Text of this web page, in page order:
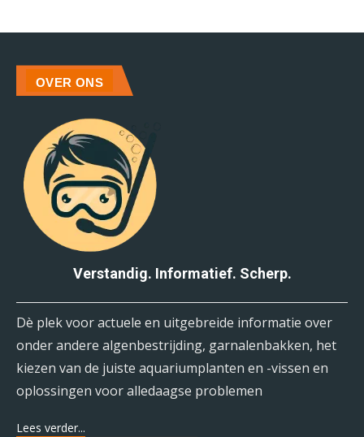
OVER ONS
Verstandig. Informatief. Scherp.
Dè plek voor actuele en uitgebreide informatie over
onder andere algenbestrijding, garnalenbakken, het
kiezen van de juiste aquariumplanten en -vissen en
oplossingen voor alledaagse problemen
Lees verder...